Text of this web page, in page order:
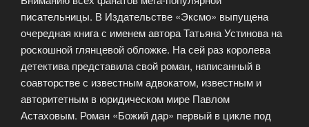
мифы»»
писательницы. В Издательстве «Эксмо» выпущена
очередная книга с именем автора Татьяна Устинова на
роскошной глянцевой обложке. На сей раз королева
детектива представила свой роман, написанный в
соавторстве с известным адвокатом, известным и
авторитетным в юридическом мире Павлом
Астаховым. Роман «Божий дар» первый в цикле под